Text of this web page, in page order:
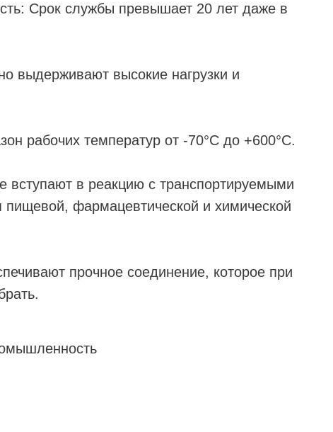
Срок службы превышает 20 лет даже в
выдерживают высокие нагрузки и
рабочих температур от -70°C до +600°C.
вступают в реакцию с транспортируемыми
пищевой, фармацевтической и химической
прочное соединение, которое при